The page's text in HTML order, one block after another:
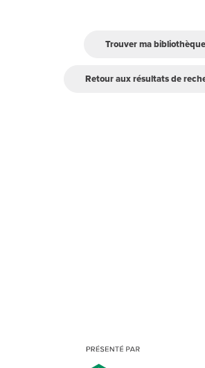
Trouver ma bibliothèque
Retour aux résultats de